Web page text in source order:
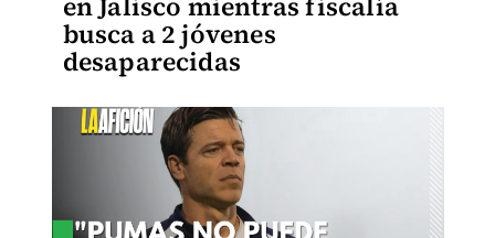
busca a 2 jóvenes
desaparecidas